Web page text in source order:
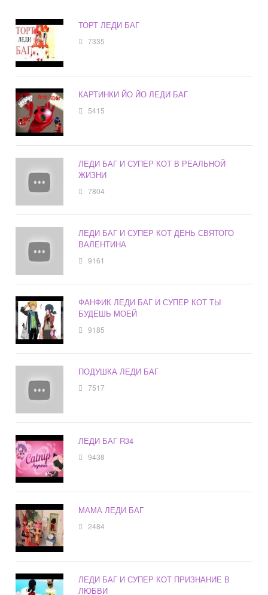
ТОРТ ЛЕДИ БАГ
7335
КАРТИНКИ ЙО ЙО ЛЕДИ БАГ
5415
ЛЕДИ БАГ И СУПЕР КОТ В РЕАЛЬНОЙ
ЖИЗНИ
7804
ЛЕДИ БАГ И СУПЕР КОТ ДЕНЬ СВЯТОГО
ВАЛЕНТИНА
9161
ФАНФИК ЛЕДИ БАГ И СУПЕР КОТ ТЫ
БУДЕШЬ МОЕЙ
9185
ПОДУШКА ЛЕДИ БАГ
7517
ЛЕДИ БАГ R34
9438
МАМА ЛЕДИ БАГ
2484
ЛЕДИ БАГ И СУПЕР КОТ ПРИЗНАНИЕ В
ЛЮБВИ